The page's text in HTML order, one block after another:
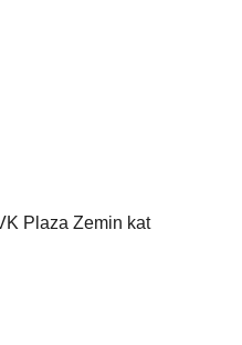
Plaza Zemin kat